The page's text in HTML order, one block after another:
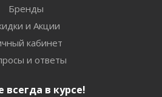
Бренды
и Акции
кабинет
и ответы
всегда в курсе!